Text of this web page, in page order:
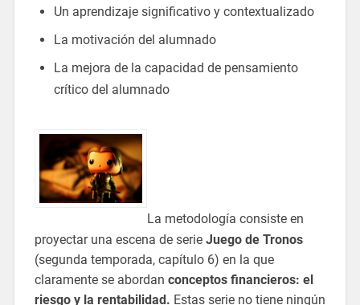
Un aprendizaje significativo y contextualizado
La motivación del alumnado
La mejora de la capacidad de pensamiento
crítico del alumnado
La metodología consiste en
proyectar una escena de serie Juego de Tronos
(segunda temporada, capítulo 6) en la que
claramente se abordan conceptos financieros: el
riesgo y la rentabilidad. Estas serie no tiene ningún